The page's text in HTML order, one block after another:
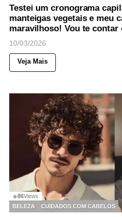
Testei um cronograma
manteigas vegetais e meu
maravilhoso! Vou te contar
10/03/2026
Veja Mais
◉86Views
BELEZA
CUIDADOS COM CABELOS